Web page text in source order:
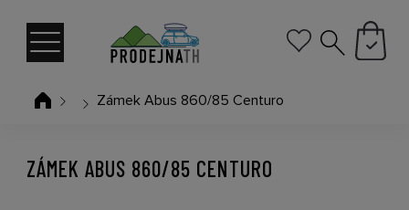
Zámek Abus 860/85 Centuro
ZÁMEK ABUS 860/85 CENTURO